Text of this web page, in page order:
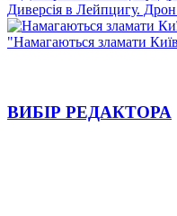
Диверсія в Лейпцигу. Дрон
"Намагаються зламати
ВИБІР РЕДАКТОРА